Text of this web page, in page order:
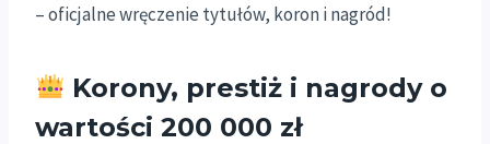
– oficjalne wręczenie tytułów, koron i nagród!
Korony, prestiż i nagrody o
wartości 200 000 zł